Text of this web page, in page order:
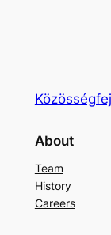
About
Team
History
Careers